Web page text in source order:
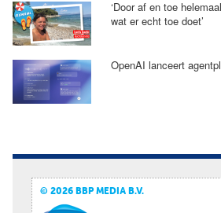
‘Door af en toe
wat er echt toe doet’
OpenAI lanceert
© 2026 BBP MEDIA B.V.